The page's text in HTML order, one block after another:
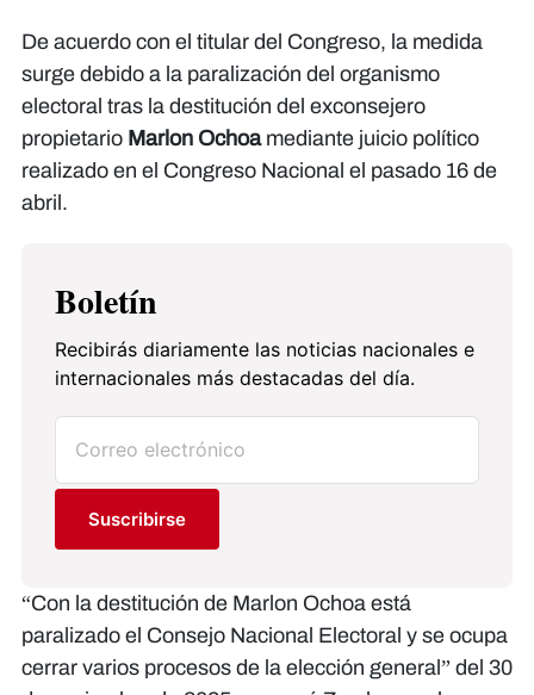
De acuerdo con el titular del Congreso, la medida
surge debido a la paralización del organismo
electoral tras la destitución del exconsejero
propietario Marlon Ochoa mediante juicio político
realizado en el Congreso Nacional el pasado 16 de
abril.
Boletín
Recibirás diariamente las noticias nacionales e
internacionales más destacadas del día.
Suscribirse
“Con la destitución de Marlon Ochoa está
paralizado el Consejo Nacional Electoral y se ocupa
cerrar varios procesos de la elección general” del 30